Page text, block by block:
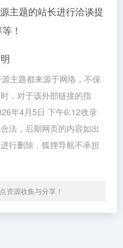
主题的站长进行洽谈提
！
主题都来源于网络，不保
，对于该外部链接的指
年4月5日 下午6:12收录
法，后期网页的内容如出
行删除，狐狸导航不承担
资源收集与分享！